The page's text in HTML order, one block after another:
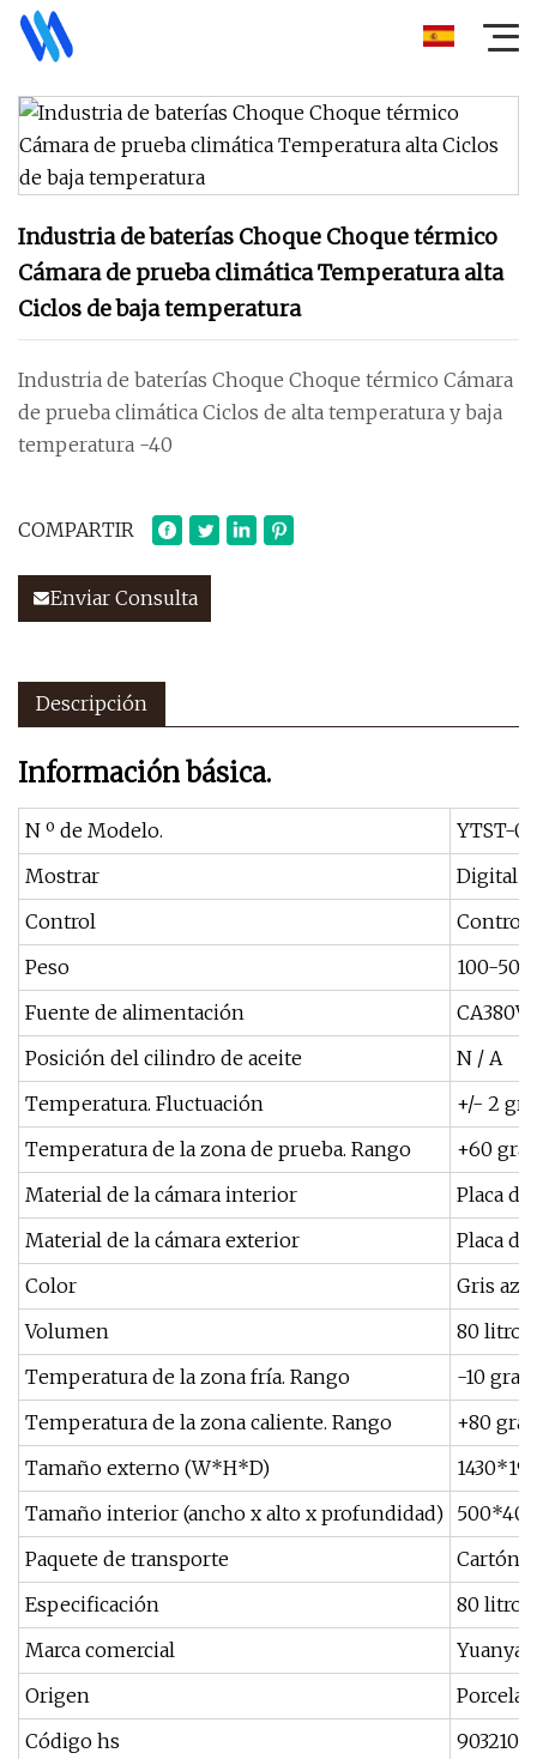
Industria de baterías Choque Choque térmico
Cámara de prueba climática Temperatura alta
Ciclos de baja temperatura
Industria de baterías Choque Choque térmico Cámara
de prueba climática Ciclos de alta temperatura y baja
temperatura -40
COMPARTIR
Enviar Consulta
Descripción
Información básica.
N º de Modelo.
YTST-
Mostrar
Digital
Control
Control
Peso
100-
Fuente de alimentación
CA380V
Posición del cilindro de aceite
N / A
Temperatura. Fluctuación
+/- 2
Temperatura de la zona de prueba. Rango
+60
Material de la cámara interior
Placa
Material de la cámara exterior
Placa
Color
Gris
Volumen
80 litros
Temperatura de la zona fría. Rango
-10
Temperatura de la zona caliente. Rango
+80
Tamaño externo (W*H*D)
Tamaño interior (ancho x alto x profundidad)
Paquete de transporte
Cartón
Especificación
80 litros
Marca comercial
Yuanyao
Origen
Código hs